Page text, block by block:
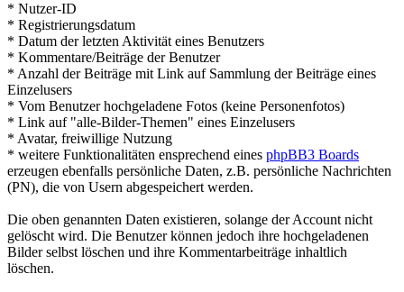
* Nutzer-ID
* Registrierungsdatum
* Datum der letzten Aktivität eines Benutzers
* Kommentare/Beiträge der Benutzer
* Anzahl der Beiträge mit Link auf Sammlung der Beiträge eines
Einzelusers
* Vom Benutzer hochgeladene Fotos (keine Personenfotos)
* Link auf "alle-Bilder-Themen" eines Einzelusers
* Avatar, freiwillige Nutzung
* weitere Funktionalitäten ensprechend eines phpBB3 Boards
erzeugen ebenfalls persönliche Daten, z.B. persönliche Nachrichten
(PN), die von Usern abgespeichert werden.
Die oben genannten Daten existieren, solange der Account nicht
gelöscht wird. Die Benutzer können jedoch ihre hochgeladenen
Bilder selbst löschen und ihre Kommentarbeiträge inhaltlich
löschen.